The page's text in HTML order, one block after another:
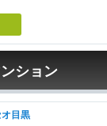
ション
目黒